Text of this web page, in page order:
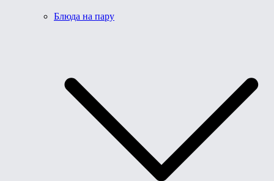
Блюда на пару